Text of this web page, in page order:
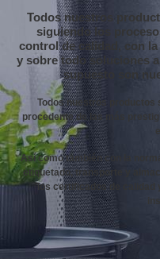
Todos nuestros
siguiendo los
control de calidad, con
y sobre todo soluciones
supuesto son
Todos nuestros productos
procedente de las más
Así como también con la
etiquetado, transporte y
los certificados de calidad